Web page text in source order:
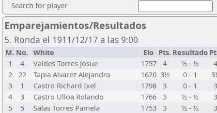
Search for player
Emparejamientos/Resultados
5. Ronda el 1911/12/17 a las 9:00
M. No. White Elo Pts. Resultado
1
4 Valdes Torres Josue 1757 4 ½ - ½
2
22 Tapia Alvarez Alejandro 1620 3½ 0 - 1
3
1 Castro Richard Ixel 1798 3 0 - 1
4
3 Castro Ulloa Rolando 1766 3 ½ - ½
5
5 Salas Torres Pamela 1753 3 ½ - ½